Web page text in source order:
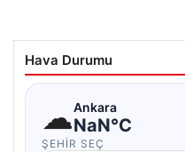
Hava Durumu
☁Ankara
NaN°C
ŞEHIR SEÇ